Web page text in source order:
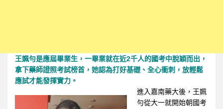
王姵勻是應屆畢業生，一畢業就在近2千人的國考中脫穎而出，
拿下藥師證照考試榜首，她認為打好基礎、全心衝刺，放輕鬆
應試才能發揮實力。
進入嘉南藥大後，王姵
勻從大一就開始朝國考